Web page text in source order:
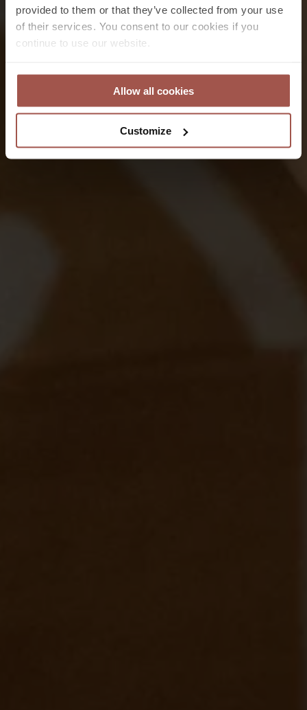
provided to them or that they’ve collected from your use
of their services. You consent to our cookies if you
continue to use our website.
Allow all cookies
Customize